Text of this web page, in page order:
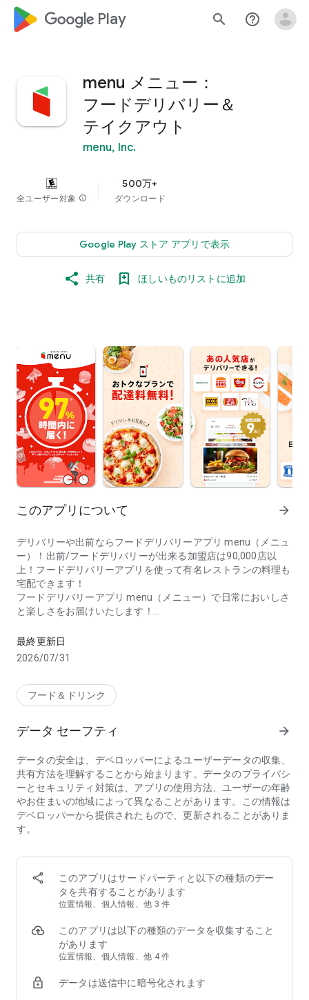
google_logo Play search help_outline
menu メニュー：
フードデリバリー＆
テイクアウト
menu, Inc.
全ユーザー対象 info
500万+
ダウンロード
Google Play ストア アプリで表示
共有 ほしいものリストに追加
このアプリについて arrow_forward
デリバリーや出前ならフードデリバリーアプリ menu（メニュ
ー）！出前/フードデリバリーが出来る加盟店は90,000店以
上！フードデリバリーアプリを使って有名レストランの料理も
宅配できます！
フードデリバリーアプリ menu（メニュー）で日常においしさ
と楽しさをお届けいたします！
【こんな方におススメのフードデリバリーアプリ menu(メニ
ュー)】
探している
・家から出たくないのでお店の料理を宅配してほしい
・夜中に急にがっつりメニューが食べたくなるので出前で頼ん
・ホームパーティーをフードデリバリーで豪華にしたい
・ロケ弁や会議弁当を出前で注文したい
・仕事が忙しいのでフードデリバリーを使いたい
・行列店は好きだけど並ばずにテイクアウトしたい
・忙しい中でも美味しいものをフードデリバリーで楽しみたい
・人気店の料理、おいしいグルメを家でゆったりと楽しみたい
◆フードデリバリーアプリ menu（メニュー）が選ばれる3つ
の理由
①【お得なキャンペーン】初回クーポンのほか、店舗限定割
②【掲載店舗が豊富】馴染みのチェーン店から人気の行列店ま
で、加盟店舗は90,000店以上！
③【安心して注文できる】使いやすい＆わかりやすい操作画面
も安心！
最終更新日
2026/07/31
フード＆ドリンク
データ セーフティ arrow_forward
データの安全は、デベロッパーによるユーザーデータの収集、
共有方法を理解することから始まります。データのプライバシ
ーとセキュリティ対策は、アプリの使用方法、ユーザーの年齢
やお住まいの地域によって異なることがあります。この情報は
デベロッパーから提供されたもので、更新されることがありま
す。
このアプリはサードパーティと以下の種類のデー
タを共有することがあります
位置情報、個人情報、他 3 件
このアプリは以下の種類のデータを収集すること
があります
位置情報、個人情報、他 4 件
データは送信中に暗号化されます